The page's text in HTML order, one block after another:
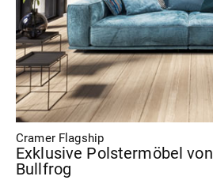
Cramer Flagship
Exklusive Polstermöbel von
Bullfrog